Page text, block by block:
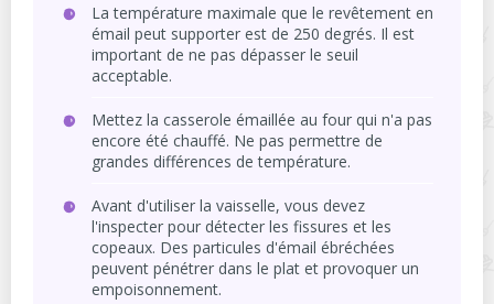
La température maximale que le revêtement en
émail peut supporter est de 250 degrés. Il est
important de ne pas dépasser le seuil
acceptable.
Mettez la casserole émaillée au four qui n'a pas
encore été chauffé. Ne pas permettre de
grandes différences de température.
Avant d'utiliser la vaisselle, vous devez
l'inspecter pour détecter les fissures et les
copeaux. Des particules d'émail ébréchées
peuvent pénétrer dans le plat et provoquer un
empoisonnement.